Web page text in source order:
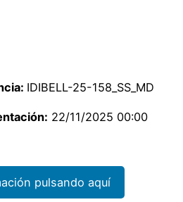
IDIBELL-25-158_SS_MD
22/11/2025 00:00
pulsando aquí